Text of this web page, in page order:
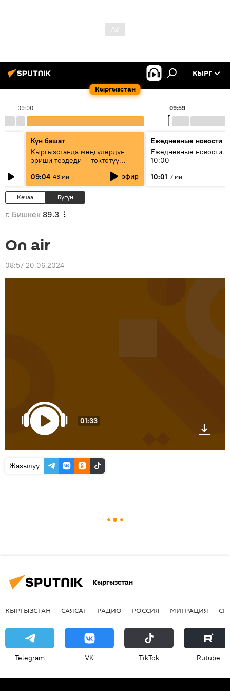
Кыргызстан
КЫРГ
09:00 09:59
Күн башат
Кыргызстанда мөңгүлөрдүн
эриши тездеди — токтотуу
09:04 46 мин эфир
Ежедневные новости
Ежедневные новости.
10:00
10:01 7 мин
Кечээ Бүгүн
г. Бишкек 89.3
On air
08:57 20.06.2024
01:33
Жазылуу
Кыргызстан
КЫРГЫЗСТАН САЯСАТ РАДИО РОССИЯ МИГРАЦИЯ
Telegram VK ТikТоk Rutube